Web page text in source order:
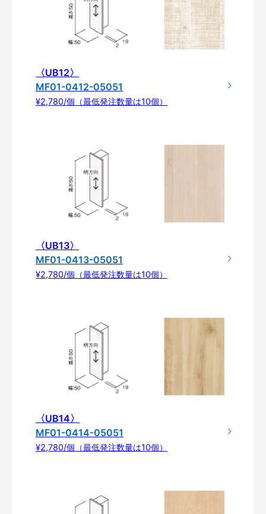
〈UB12〉
MF01-0412-05051
¥2,780/個（最低発注数量は10個）
〈UB13〉
MF01-0413-05051
¥2,780/個（最低発注数量は10個）
〈UB14〉
MF01-0414-05051
¥2,780/個（最低発注数量は10個）